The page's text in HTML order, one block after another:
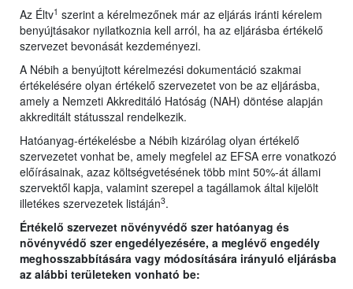
Az Éltv1 szerint a kérelmezőnek már az eljárás iránti kérelem
benyújtásakor nyilatkoznia kell arról, ha az eljárásba értékelő
szervezet bevonását kezdeményezi.
A Nébih a benyújtott kérelmezési dokumentáció szakmai
értékelésére olyan értékelő szervezetet von be az eljárásba,
amely a Nemzeti Akkreditáló Hatóság (NAH) döntése alapján
akkreditált státusszal rendelkezik.
Hatóanyag-értékelésbe a Nébih kizárólag olyan értékelő
szervezetet vonhat be, amely megfelel az EFSA erre vonatkozó
előírásainak, azaz költségvetésének több mint 50%-át állami
szervektől kapja, valamint szerepel a tagállamok által kijelölt
illetékes szervezetek listáján3.
Értékelő szervezet növényvédő szer hatóanyag és
növényvédő szer engedélyezésére, a meglévő engedély
meghosszabbítására vagy módosítására irányuló eljárásba
az alábbi területeken vonható be: